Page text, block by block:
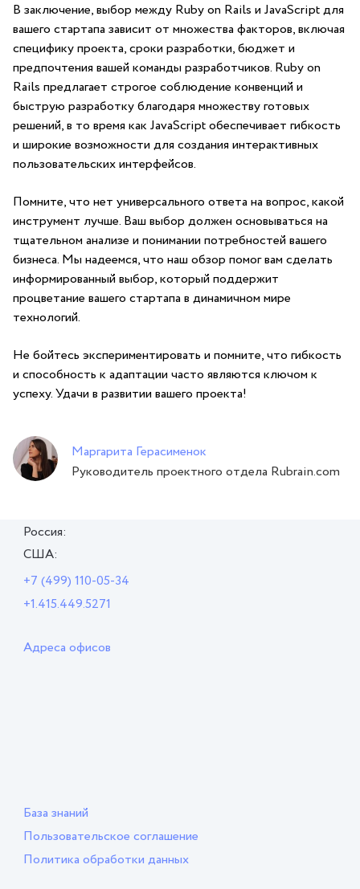
В заключение, выбор​ между Ruby on Rails и JavaScript ​для
вашего‌ стартапа зависит от множества ⁤факторов, включая
специфику проекта, сроки разработки, бюджет ​и
предпочтения вашей команды‌ разработчиков. Ruby⁤ on
Rails предлагает строгое соблюдение конвенций⁢ и
быструю разработку благодаря множеству готовых
решений, в то время как JavaScript ⁣обеспечивает гибкость
и широкие‍ возможности для создания‍ интерактивных ​
пользовательских интерфейсов.
Помните, что нет универсального ответа на вопрос, какой
инструмент лучше. Ваш выбор должен основываться на
тщательном ⁢анализе и понимании потребностей вашего⁣
бизнеса. ⁢Мы надеемся, что ‍наш ‍обзор помог вам сделать
информированный выбор, который поддержит
процветание вашего стартапа‍ в динамичном⁣ мире ​
технологий.
Не бойтесь экспериментировать ‍и помните,‌ что гибкость
и способность к адаптации ⁢часто ⁢являются ‍ключом к⁢
успеху. Удачи ‍в развитии ⁤вашего проекта!
Маргарита Герасименок
Руководитель проектного отдела Rubrain.com
Россия:
США:
+7 (499) 110-05-34
+1.415.449.5271
Адреса офисов
База знаний
Пользовательское соглашение
Политика обработки данных